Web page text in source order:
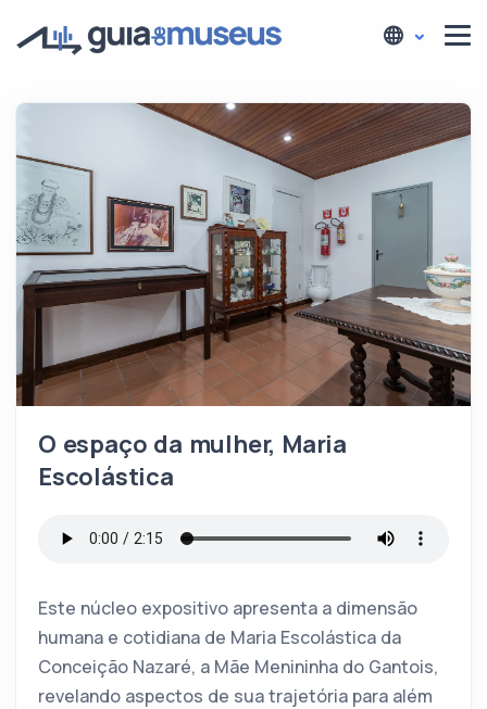
O espaço da mulher, Maria
Escolástica
Este núcleo expositivo apresenta a dimensão
humana e cotidiana de Maria Escolástica da
Conceição Nazaré, a Mãe Menininha do Gantois,
revelando aspectos de sua trajetória para além